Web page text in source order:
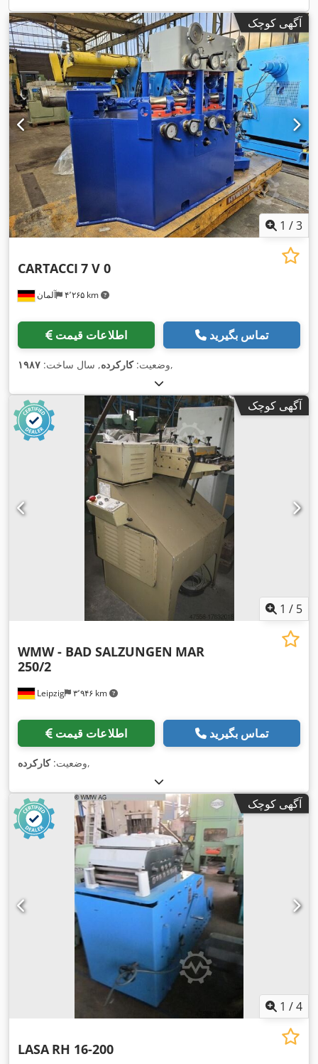
آگهی کوچک
1 /3
آلمان ۴٬۲۶۵ km
CARTACCI 7 V 0
اطلاعات قیمت تماس بگیرید
وضعیت:کارکرده, سال ساخت: ۱۹۸۷ ,
آگهی کوچک
1 / 5
Leipzig ۳٬۹۴۶ km
WMW - BAD SALZUNGEN MAR
250/2
اطلاعات قیمت تماس بگیرید
وضعیت:کارکرده ,
آگهی کوچک
1 /4
LASA RH 16-200